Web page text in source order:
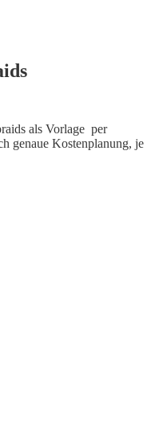
als Vorlage per
genaue Kostenplanung, je